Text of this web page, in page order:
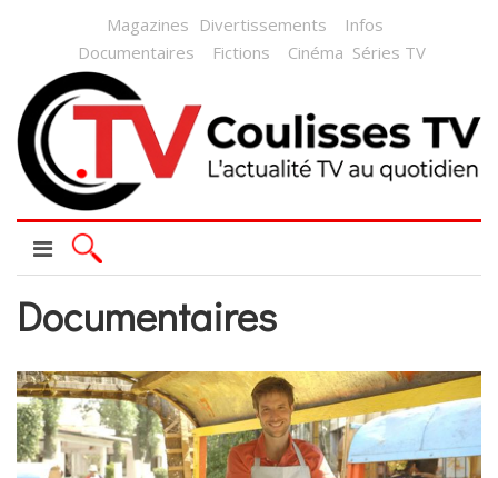
Magazines Divertissements
Infos
Documentaires
Fictions Cinéma Séries TV
Documentaires